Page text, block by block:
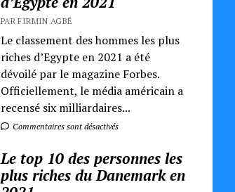
PAR FIRMIN AGBÉ
Le classement des hommes les plus
riches d’Egypte en 2021 a été
dévoilé par le magazine Forbes.
Officiellement, le média américain a
recensé six milliardaires...
Commentaires sont désactivés
Le top 10 des personnes les
plus riches du Danemark en